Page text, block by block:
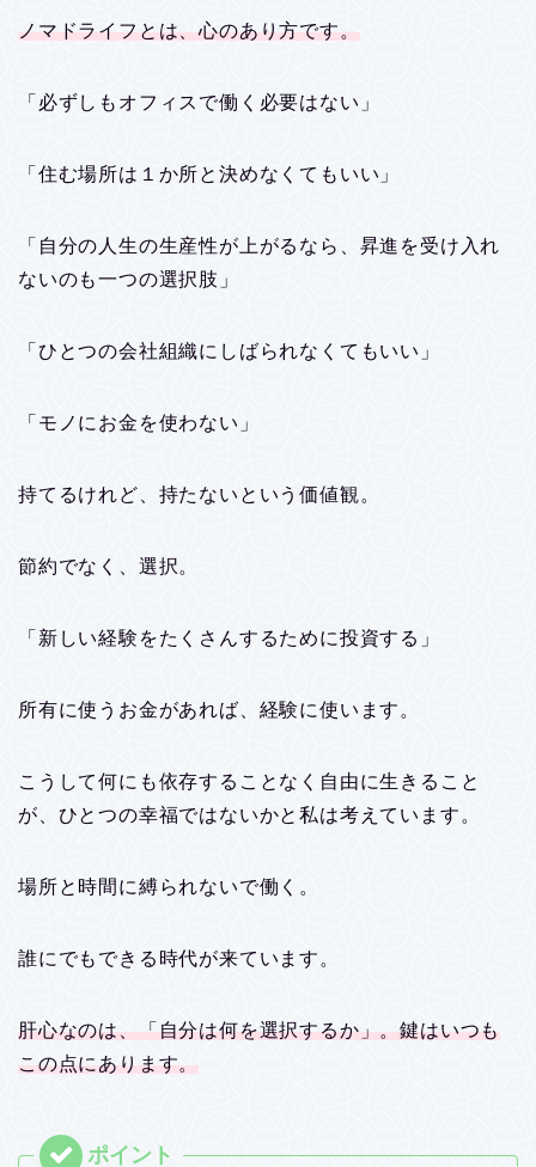
ノマドライフとは、心のあり方です。
「必ずしもオフィスで働く必要はない」
「住む場所は１か所と決めなくてもいい」
「自分の人生の生産性が上がるなら、昇進を受け入れ
ないのも一つの選択肢」
「ひとつの会社組織にしばられなくてもいい」
「モノにお金を使わない」
持てるけれど、持たないという価値観。
節約でなく、選択。
「新しい経験をたくさんするために投資する」
所有に使うお金があれば、経験に使います。
こうして何にも依存することなく自由に生きること
が、ひとつの幸福ではないかと私は考えています。
場所と時間に縛られないで働く。
誰にでもできる時代が来ています。
肝心なのは、「自分は何を選択するか」。鍵はいつも
この点にあります。